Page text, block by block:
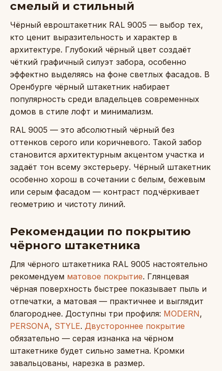
смелый и стильный
Чёрный евроштакетник RAL 9005 — выбор тех,
кто ценит выразительность и характер в
архитектуре. Глубокий чёрный цвет создаёт
чёткий графичный силуэт забора, особенно
эффектно выделяясь на фоне светлых фасадов. В
Оренбурге чёрный штакетник набирает
популярность среди владельцев современных
домов в стиле лофт и минимализм.
RAL 9005 — это абсолютный чёрный без
оттенков серого или коричневого. Такой забор
становится архитектурным акцентом участка и
задаёт тон всему экстерьеру. Чёрный штакетник
особенно хорош в сочетании с белым, бежевым
или серым фасадом — контраст подчёркивает
геометрию и чистоту линий.
Рекомендации по покрытию
чёрного штакетника
Для чёрного штакетника RAL 9005 настоятельно
рекомендуем матовое покрытие. Глянцевая
чёрная поверхность быстрее показывает пыль и
отпечатки, а матовая — практичнее и выглядит
благороднее. Доступны три профиля: MODERN,
PERSONA, STYLE. Двустороннее покрытие
обязательно — серая изнанка на чёрном
штакетнике будет сильно заметна. Кромки
завальцованы, нарезка в размер.